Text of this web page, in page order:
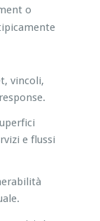
o
vincoli,
e flussi